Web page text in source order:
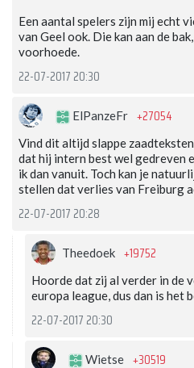
Een aantal spelers zijn mij echt
van Geel ook. Die kan aan de
voorhoede.
22-07-2017 20:30
ElPanzeFr +27054
Vind dit altijd slappe
dat hij intern best wel gedreven
ik dan vanuit. Toch kan je
stellen dat verlies van Freiburg
22-07-2017 20:28
Theedoek +19752
Hoorde dat zij al verder in de
europa league, dus dan is het
22-07-2017 20:30
Wietse +30519